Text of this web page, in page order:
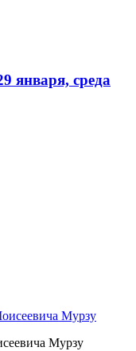
января, среда
Мурзу